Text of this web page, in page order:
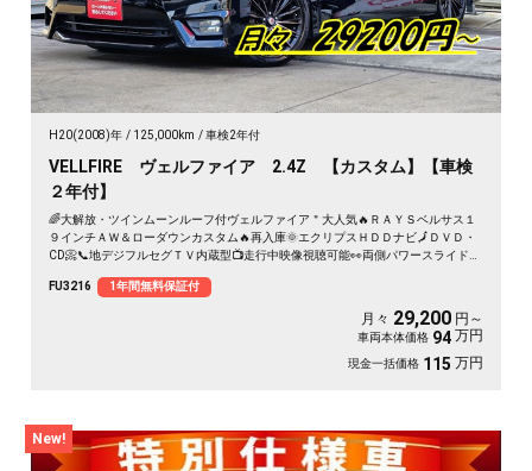
H20(2008)年 125,000km 車検2年付
VELLFIRE ヴェルファイア 2.4Z 【カスタム】【車検
２年付】
🌈大解放・ツインムーンルーフ付ヴェルファイア＂大人気🔥ＲＡＹＳベルサス１
９インチＡＷ＆ローダウンカスタム🔥再入庫🌞エクリプスＨＤＤナビ🗾ＤＶＤ・
CD📀📞地デジフルセグＴＶ内蔵型📺走行中映像視聴可能👀両側パワースライドド
ダウンモニター搭載📺⚡多数装備付きの人気ミニバン・月々２万円台～ＯＫ😲
FU3216 1年間無料保証付
月々 29,200 円～
車両本体価格 94 万円
現金一括価格 115 万円
New!